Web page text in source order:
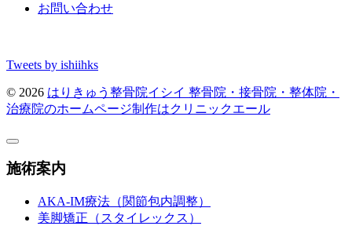
お問い合わせ
Tweets by ishiihks
© 2026 はりきゅう整骨院イシイ 整骨院・接骨院・整体院・
治療院のホームページ制作はクリニックエール
施術案内
AKA-IM療法（関節包内調整）
美脚矯正（スタイレックス）